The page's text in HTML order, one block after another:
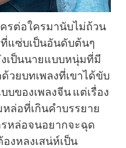
รต่อใครมานับไม่ถ้วน
แซ่บเป็นอันดับต้นๆ
เป็นนายแบบหนุ่มที่มี
วยบทเพลงที่เขาได้ขับ
บของเพลงจีน แต่เรื่อง
ล่อที่เกินคำบรรยาย
หล่อจนอยากจะฉุด
งหลงเสน่ห์เป็น